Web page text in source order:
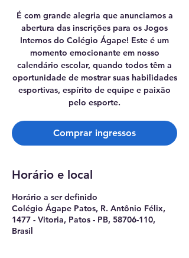
É com grande alegria que anunciamos a
abertura das inscrições para os Jogos
Internos do Colégio Ágape! Este é um
momento emocionante em nosso
calendário escolar, quando todos têm a
oportunidade de mostrar suas habilidades
esportivas, espírito de equipe e paixão
pelo esporte.
Comprar ingressos
Horário e local
Horário a ser definido
Colégio Ágape Patos, R. Antônio Félix,
1477 - Vitoria, Patos - PB, 58706-110,
Brasil